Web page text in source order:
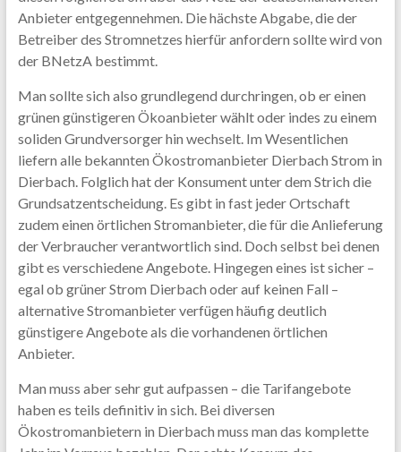
Anbieter entgegennehmen. Die hächste Abgabe, die der
Betreiber des Stromnetzes hierfür anfordern sollte wird von
der BNetzA bestimmt.
Man sollte sich also grundlegend durchringen, ob er einen
grünen günstigeren Ökoanbieter wählt oder indes zu einem
soliden Grundversorger hin wechselt. Im Wesentlichen
liefern alle bekannten Ökostromanbieter Dierbach Strom in
Dierbach. Folglich hat der Konsument unter dem Strich die
Grundsatzentscheidung. Es gibt in fast jeder Ortschaft
zudem einen örtlichen Stromanbieter, die für die Anlieferung
der Verbraucher verantwortlich sind. Doch selbst bei denen
gibt es verschiedene Angebote. Hingegen eines ist sicher –
egal ob grüner Strom Dierbach oder auf keinen Fall –
alternative Stromanbieter verfügen häufig deutlich
günstigere Angebote als die vorhandenen örtlichen
Anbieter.
Man muss aber sehr gut aufpassen – die Tarifangebote
haben es teils definitiv in sich. Bei diversen
Ökostromanbietern in Dierbach muss man das komplette